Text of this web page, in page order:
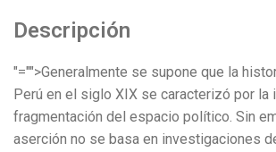
Descripción
"="">Generalmente se supone que la
Perú en el siglo XIX se caracterizó por la
fragmentación del espacio político. Sin
aserción no se basa en investigaciones